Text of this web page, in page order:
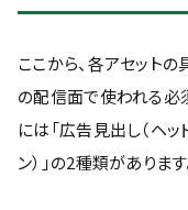
ここから、各アセット
の配信面で使われる必
には「広告見出し（ヘッ
ン）」の2種類があります